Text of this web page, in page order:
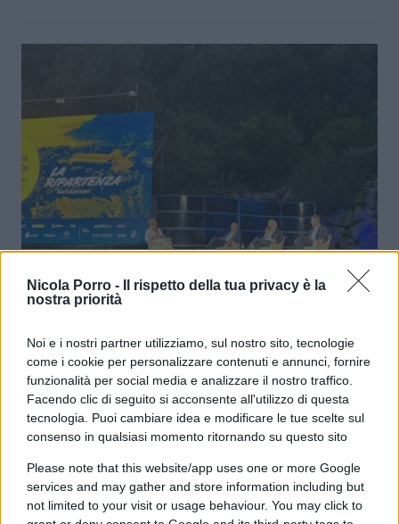
Nicola Porro -
Il rispetto della tua privacy è la
nostra priorità
Noi e i nostri partner utilizziamo, sul nostro sito, tecnologie
come i cookie per personalizzare contenuti e annunci, fornire
funzionalità per social media e analizzare il nostro traffico.
Facendo clic di seguito si acconsente all'utilizzo di questa
tecnologia. Puoi cambiare idea e modificare le tue scelte sul
consenso in qualsiasi momento ritornando su questo sito
Please note that this website/app uses one or more Google
services and may gather and store information including but
not limited to your visit or usage behaviour. You may click to
L’Italia torna a volare. Ma l’Europa
s’è riscoperta senza difese
diMassimo Balsamo
17 Luglio 2026, 22:46